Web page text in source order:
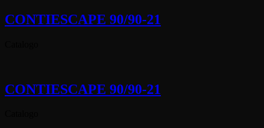
CONTIESCAPE 90/90-21
CONTIESCAPE 90/90-21